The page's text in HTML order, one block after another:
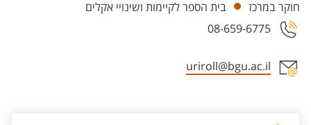
חוקר במרכז
בית הספר לקיימות ושינויי אקלים
08-659-6775
uriroll@bgu.ac.il